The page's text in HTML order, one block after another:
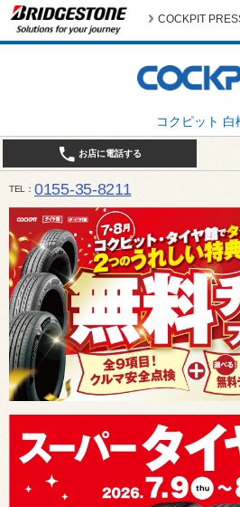
コクピット 白
COCKPIT
お店に電話する
TEL 0155-35-8211
10:00～18:30 （作業受付17:30最終） / 定休日：7月